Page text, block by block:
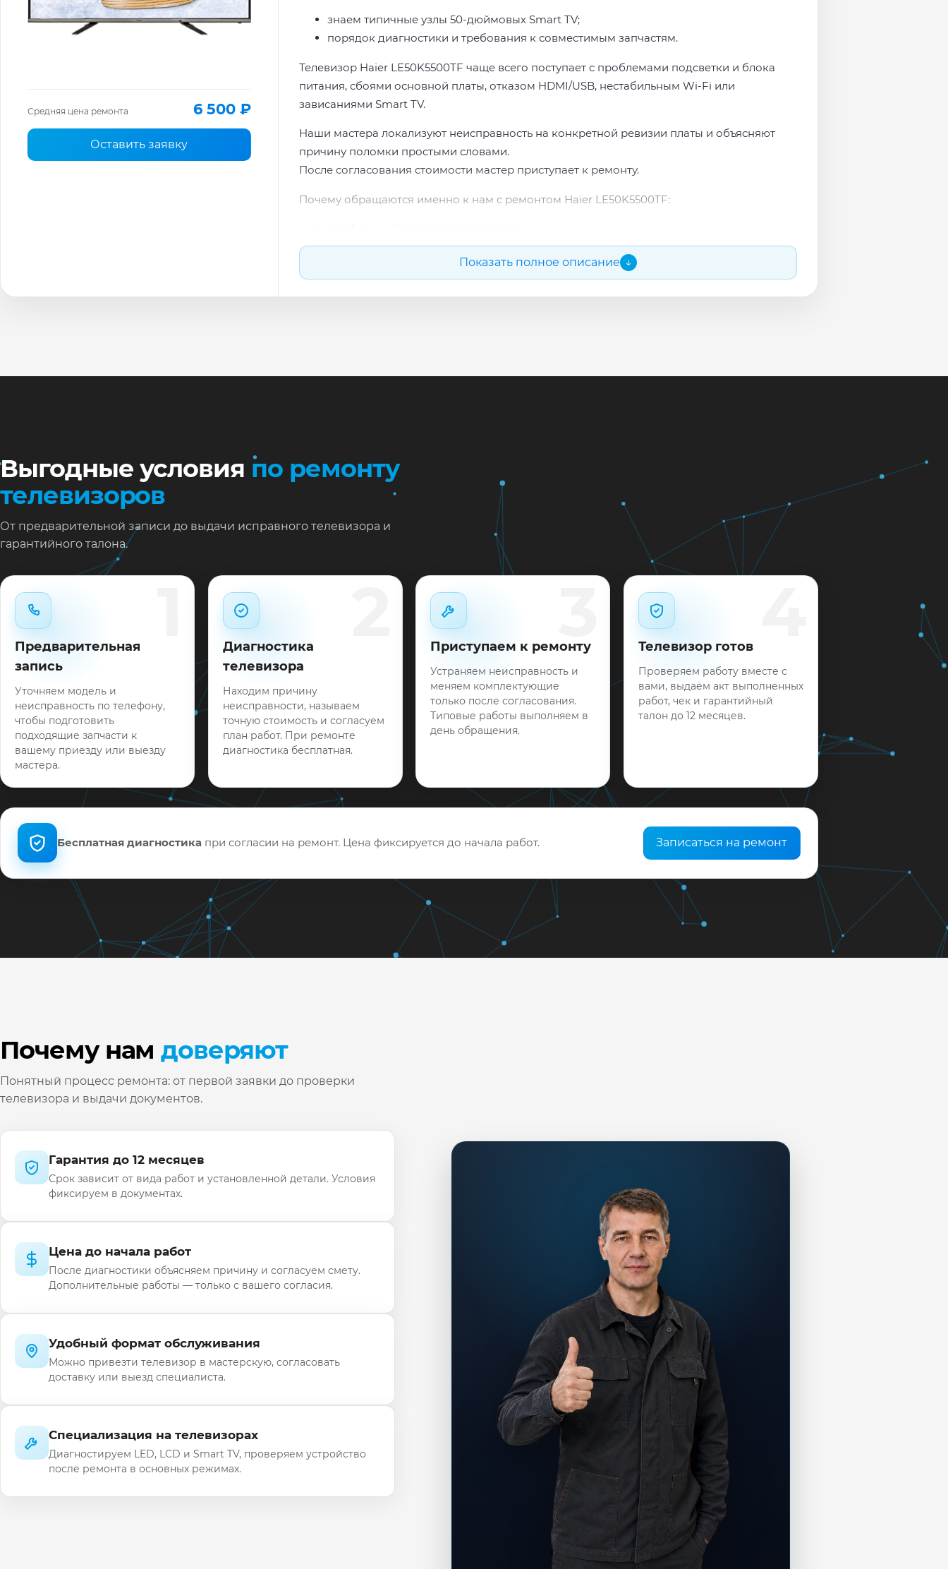
Средняя цена ремонта 6 500 ₽
Оставить заявку
знаем типичные узлы 50-дюймовых Smart TV;
порядок диагностики и требования к совместимым запчастям.
Телевизор Haier LE50K5500TF чаще всего поступает с проблемами подсветки и блока
питания, сбоями основной платы, отказом HDMI/USB, нестабильным Wi-Fi или
зависаниями Smart TV.
Наши мастера локализуют неисправность на конкретной ревизии платы и объясняют
причину поломки простыми словами.
После согласования стоимости мастер приступает к ремонту.
Почему обращаются именно к нам с ремонтом Haier LE50K5500TF:
опыт по бренду Haier;
прозрачная смета до начала работ;
подбор проверенных комплектующих.
Оставьте заявку или позвоните: укажите симптомы — подскажем ориентир по сроку и
Показать полное описание ↓
Выгодные условия по ремонту
телевизоров
От предварительной записи до выдачи исправного телевизора и
гарантийного талона.
Предварительная
запись
Уточняем модель и
неисправность по телефону,
чтобы подготовить
подходящие запчасти к
вашему приезду или выезду
мастера.
Диагностика
телевизора
Находим причину
неисправности, называем
точную стоимость и согласуем
план работ. При ремонте
диагностика бесплатная.
Приступаем к ремонту
Устраняем неисправность и
меняем комплектующие
только после согласования.
Типовые работы выполняем в
день обращения.
Телевизор готов
Проверяем работу вместе с
вами, выдаём акт выполненных
работ, чек и гарантийный
талон до 12 месяцев.
Бесплатная диагностика при согласии на ремонт. Цена фиксируется до начала работ. Записаться на ремонт
Почему намдоверяют
Понятный процесс ремонта: от первой заявки до проверки
телевизора и выдачи документов.
Гарантия до 12 месяцев
Срок зависит от вида работ и установленной детали. Условия
фиксируем в документах.
Цена до начала работ
После диагностики объясняем причину и согласуем смету.
Дополнительные работы — только с вашего согласия.
Удобный формат обслуживания
Можно привезти телевизор в мастерскую, согласовать
доставку или выезд специалиста.
Специализация на телевизорах
Диагностируем LED, LCD и Smart TV, проверяем устройство
после ремонта в основных режимах.